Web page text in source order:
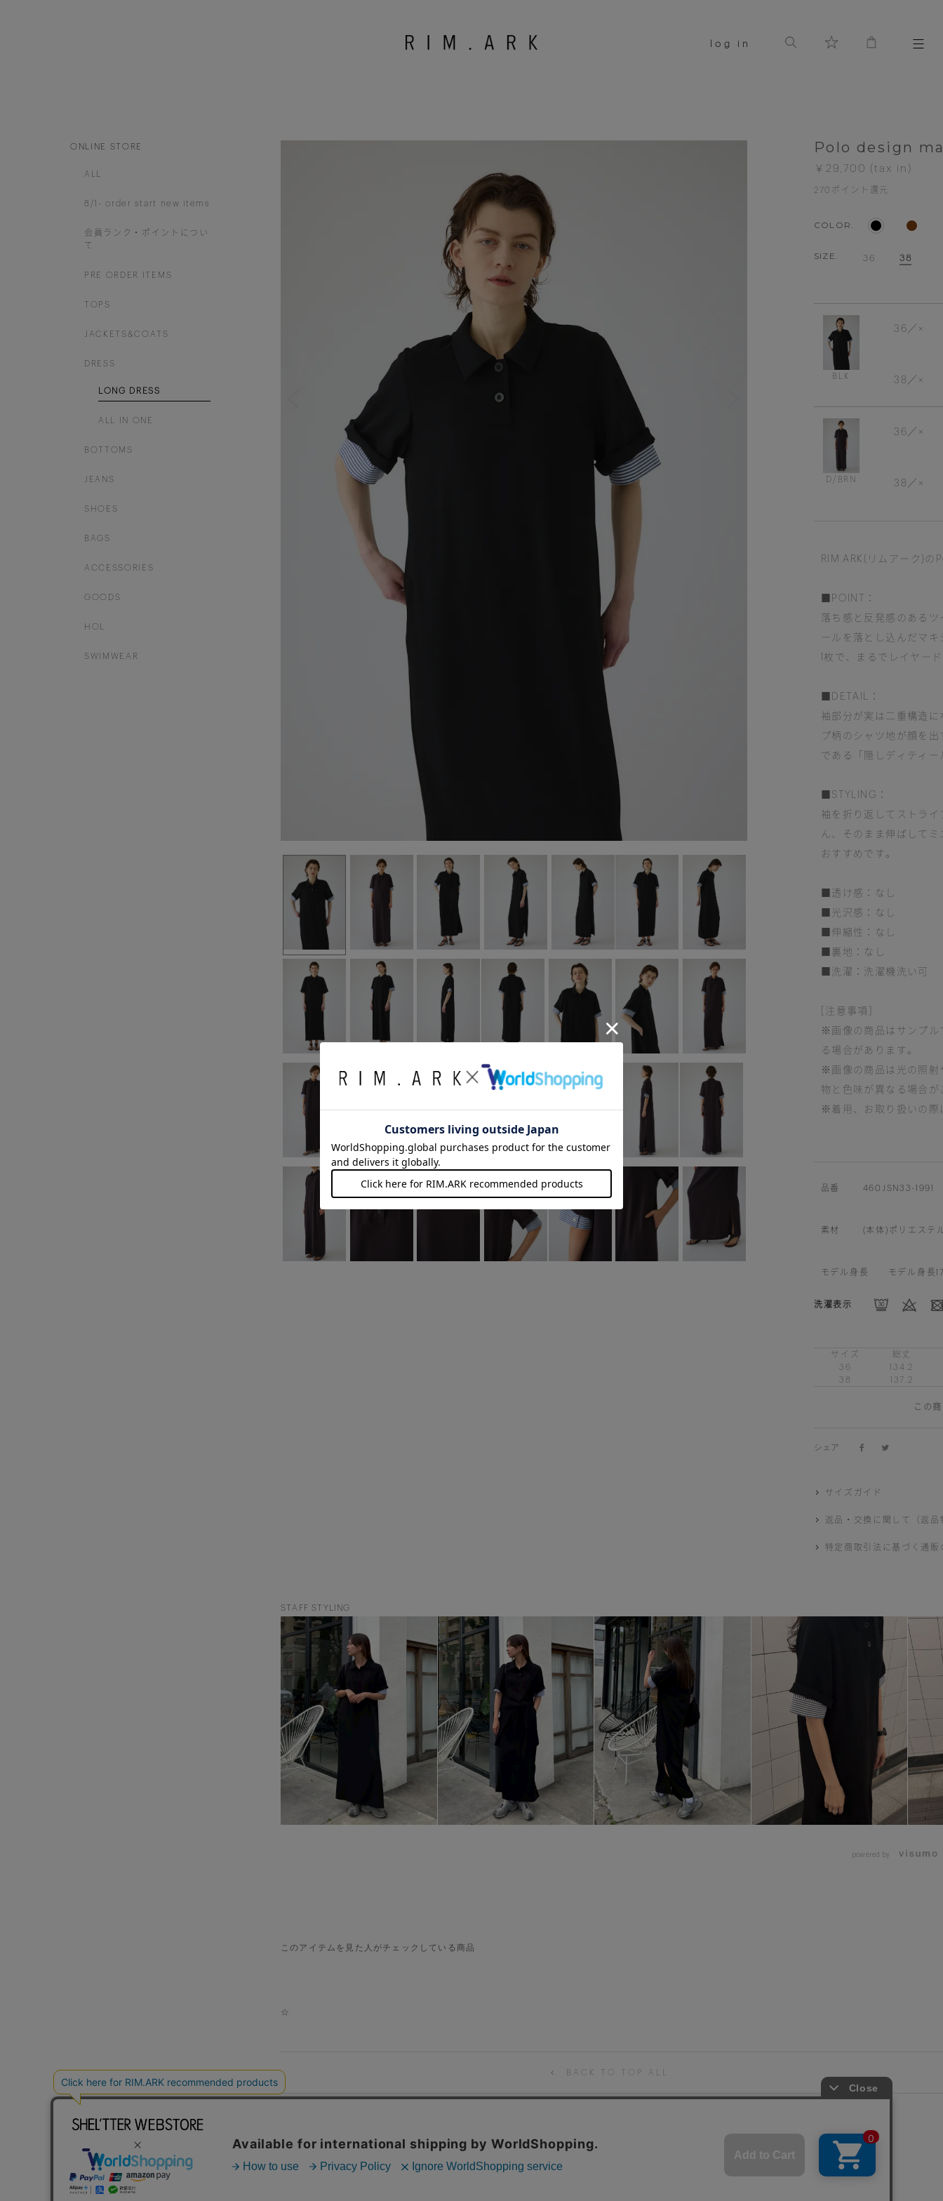
log in
ONLINE STORE
ALL
8/1- order start new items
会員ランク・ポイントについ
て
PRE ORDER ITEMS
TOPS
JACKETS&COATS
DRESS
LONG DRESS
ALL IN ONE
BOTTOMS
JEANS
SHOES
BAGS
ACCESSORIES
GOODS
HOL
SWIMWEAR
Polo design
￥29,700
270 ポイント還元
COLOR.
SIZE. 36 38
BLK
36 ×
38 ×
D/BRN
36 ×
38 ×
RIM.ARK(リムアーク)
■POINT：
落ち感と反発感のある
ールを落とし込んだマ
1枚で、まるでレイヤー
■DETAIL：
袖部分が実は二重構造
プ柄のシャツ地が顔を
である「隠しディティ
■STYLING：
袖を折り返してストラ
ん、そのまま伸ばして
おすすめです。
■透け感：なし
■光沢感：なし
■伸縮性：なし
■裏地：なし
■洗濯：洗濯機洗い可
[注意事項]
※画像の商品はサンプル
る場合があります。
※画像の商品は光の照射
物と色味が異なる場合が
※着用、お取り扱いの際
品番 460JSN33-1991
素材 (本体)ポリエステ
モデル身長 モデル身長
洗濯表示
サイズ
総丈
36
134.2
38
137.2
この
シェア
サイズガイド
返品・交換に関して（返品
特定商取引法に基づく通販
STAFF STYLING
powered by
このアイテムを見た人がチェックしている商品
☆
BACK TO TOP ALL
HELP TERM OF USE
© BAROQUE JAPAN LIMITED.